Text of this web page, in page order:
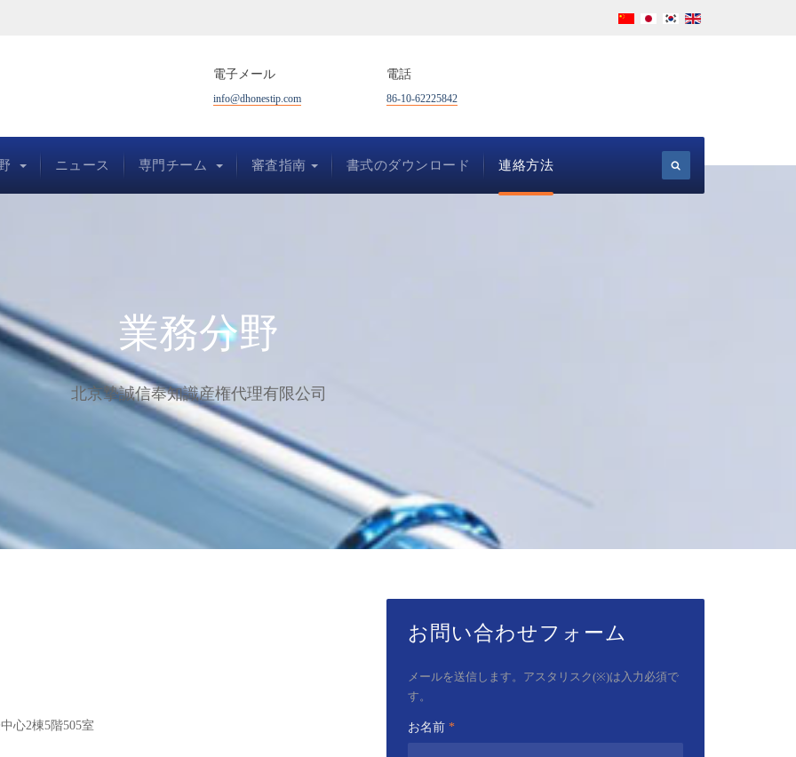
電子メール
info@dhonestip.com
電話
86-10-62225842
ニュース 専門チーム 審査指南 書式のダウンロード 連絡方法
業務分野
北京摯誠信奉知識産権代理有限公司
心2棟5階505室
お問い合わせフォーム
メールを送信します。アスタリスク(※)は入力必須で
す。
お名前 *